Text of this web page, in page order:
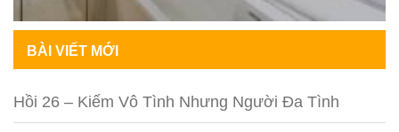
BÀI VIẾT MỚI
Hồi 26 – Kiếm Vô Tình Nhưng Người Đa Tình